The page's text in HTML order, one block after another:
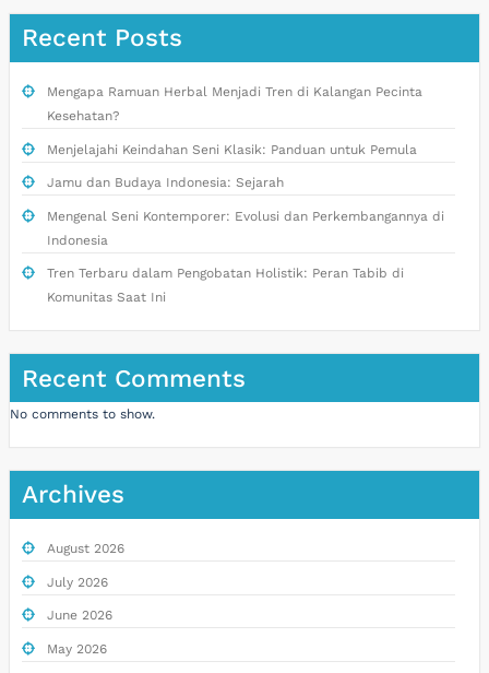
Recent Posts
Mengapa Ramuan Herbal Menjadi Tren di Kalangan Pecinta
Kesehatan?
Menjelajahi Keindahan Seni Klasik: Panduan untuk Pemula
Jamu dan Budaya Indonesia: Sejarah
Mengenal Seni Kontemporer: Evolusi dan Perkembangannya di
Indonesia
Tren Terbaru dalam Pengobatan Holistik: Peran Tabib di
Komunitas Saat Ini
Recent Comments
No comments to show.
Archives
August 2026
July 2026
June 2026
May 2026